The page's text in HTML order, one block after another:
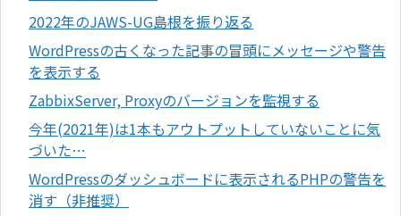
2022年のJAWS-UG島根を振り返る
WordPressの古くなった記事の冒頭にメッセージや警告
を表示する
ZabbixServer, Proxyのバージョンを監視する
今年(2021年)は1本もアウトプットしていないことに気
づいた…
WordPressのダッシュボードに表示されるPHPの警告を
消す（非推奨）